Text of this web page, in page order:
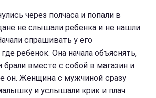
через полчаса и попали в
не слышали ребенка и не нашли
спрашивать у его
ребенок. Она начала объяснять,
брали вместе с собой в магазин и
он. Женщина с мужчиной сразу
и услышали крик и плач